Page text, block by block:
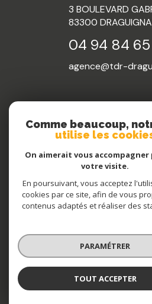
3 BOULEVARD
83300
04 94 84 65
agence@tdr-
Nous
© 2026 | Tous
Nos honoraires
Nos
Réalisé par :
Comme beaucoup,
utilise les
On aimerait vous
votre visite.
En poursuivant, vous acceptez
cookies par ce site, afin de vous
contenus adaptés et réaliser des
PARAMÉTRER
TOUT ACCEPTER